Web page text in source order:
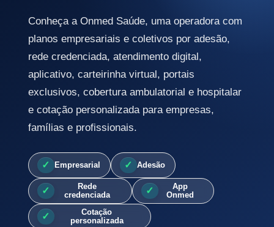
Conheça a Onmed Saúde, uma operadora com
planos empresariais e coletivos por adesão,
rede credenciada, atendimento digital,
aplicativo, carteirinha virtual, portais
exclusivos, cobertura ambulatorial e hospitalar
e cotação personalizada para empresas,
famílias e profissionais.
Empresarial Adesão
Rede
credenciada
App
Onmed
Cotação
personalizada